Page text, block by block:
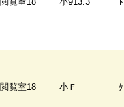
閲覧室18 小Ｆ ﾀ